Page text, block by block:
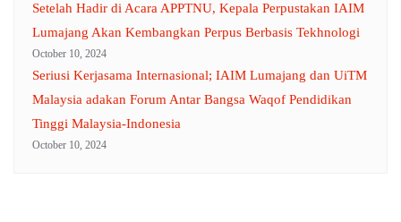
Setelah Hadir di Acara APPTNU, Kepala Perpustakan IAIM
Lumajang Akan Kembangkan Perpus Berbasis Tekhnologi
October 10, 2024
Seriusi Kerjasama Internasional; IAIM Lumajang dan UiTM
Malaysia adakan Forum Antar Bangsa Waqof Pendidikan
Tinggi Malaysia-Indonesia
October 10, 2024